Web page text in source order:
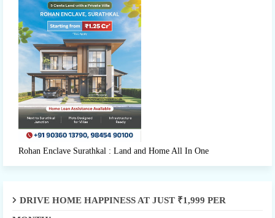
Rohan Enclave Surathkal : Land and Home All In One
DRIVE HOME HAPPINESS AT JUST ₹1,999 PER